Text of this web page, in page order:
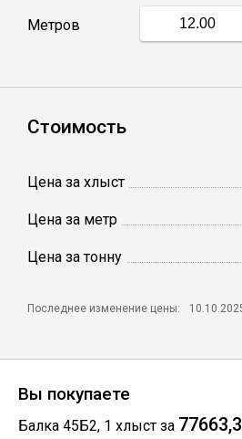
Полоса
Метров
Стоимость
Цена за хлыст
Цена за метр
Цена за тонну
Последнее изменение цены:
Вы покупаете
Балка 45Б2, 1 хлыст за